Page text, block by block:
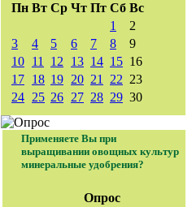
Пн Вт Ср Чт Пт Сб Вс
1
2
3
4 5 6 7 8
9
10 11 12 13 14 15 16
17 18 19 20 21 22 23
24 25 26 27 28 29 30
Применяете Вы при
выращивании овощных культур
минеральные удобрения?
Опрос